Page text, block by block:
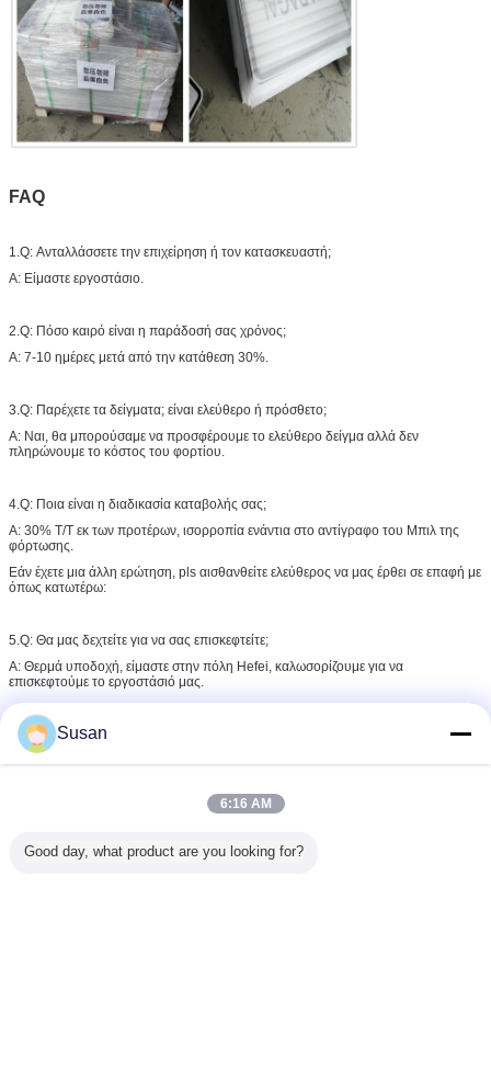
FAQ
1.Q: Ανταλλάσσετε την επιχείρηση ή τον κατασκευαστή;
Α: Είμαστε εργοστάσιο.
2.Q: Πόσο καιρό είναι η παράδοσή σας χρόνος;
Α: 7-10 ημέρες μετά από την κατάθεση 30%.
3.Q: Παρέχετε τα δείγματα; είναι ελεύθερο ή πρόσθετο;
Α: Ναι, θα μπορούσαμε να προσφέρουμε το ελεύθερο δείγμα αλλά δεν
πληρώνουμε το κόστος του φορτίου.
4.Q: Ποια είναι η διαδικασία καταβολής σας;
Α: 30% T/T εκ των προτέρων, ισορροπία ενάντια στο αντίγραφο του Μπιλ της
φόρτωσης.
Εάν έχετε μια άλλη ερώτηση, pls αισθανθείτε ελεύθερος να μας έρθει σε επαφή με
όπως κατωτέρω:
5.Q: Θα μας δεχτείτε για να σας επισκεφτείτε;
Α: Θερμά υποδοχή, είμαστε στην πόλη Hefei, καλωσορίζουμε για να
επισκεφτούμε το εργοστάσιό μας.
Ετικέττες:Αντανακλαστική ταινία υψηλής έντασης
αντανακλαστικό βινύλιο υψηλής έντασης,
Susan
6:16 AM
Good day, what product are you looking for?